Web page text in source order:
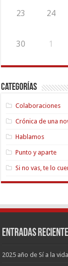
23 24
30 1
Categorías
Colaboraciones
Crónica de una
Hablamos
Punto y aparte
Si no vas, te lo
Entradas
2025 año de Sí a la vida